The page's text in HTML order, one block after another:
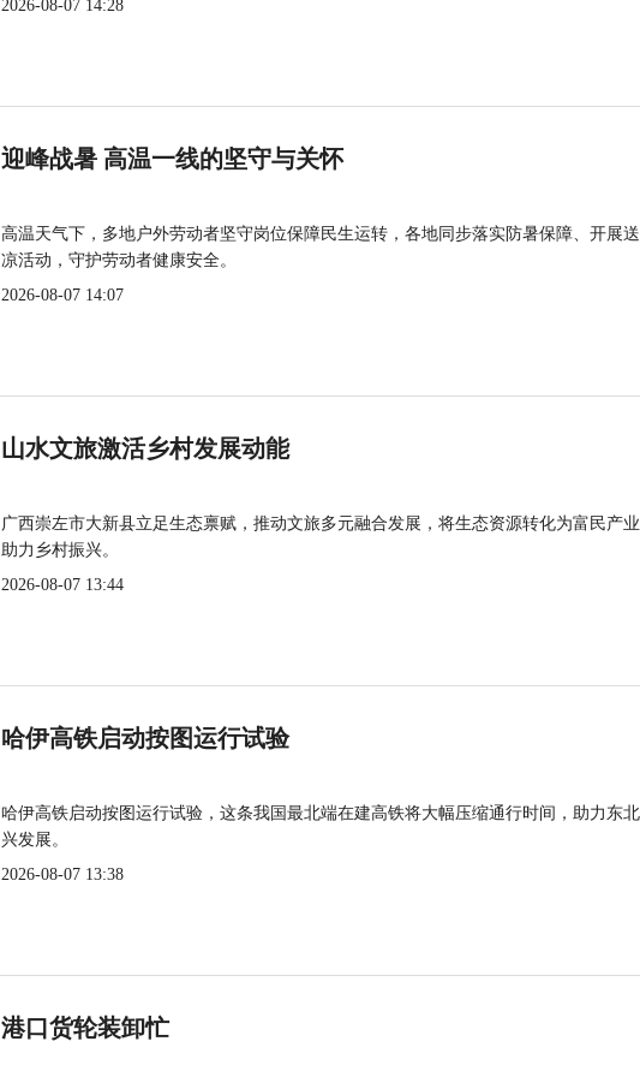
2026-08-07 14:28
迎峰战暑 高温一线的坚守与关怀
高温天气下，多地户外劳动者坚守岗位保障民生运转，各地同步落实防暑保障、开展
凉活动，守护劳动者健康安全。
2026-08-07 14:07
山水文旅激活乡村发展动能
广西崇左市大新县立足生态禀赋，推动文旅多元融合发展，将生态资源转化为富民产
助力乡村振兴。
2026-08-07 13:44
哈伊高铁启动按图运行试验
哈伊高铁启动按图运行试验，这条我国最北端在建高铁将大幅压缩通行时间，助力东
兴发展。
2026-08-07 13:38
港口货轮装卸忙